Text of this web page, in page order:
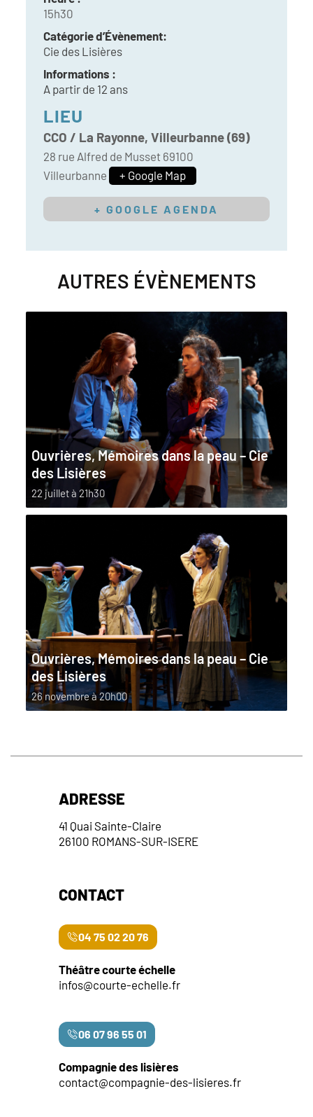
15h30
Catégorie d’Évènement:
Cie des Lisières
Informations :
A partir de 12 ans
LIEU
CCO / La Rayonne, Villeurbanne (69)
28 rue Alfred de Musset 69100
Villeurbanne
+ Google Map
+ GOOGLE AGENDA
AUTRES ÉVÈNEMENTS
Ouvrières, Mémoires dans la peau – Cie
des Lisières
22 juillet à 21h30
Ouvrières, Mémoires dans la peau – Cie
des Lisières
26 novembre à 20h00
ADRESSE
41 Quai Sainte-Claire
26100 ROMANS-SUR-ISERE
CONTACT
04 75 02 20 76
Théâtre courte échelle
infos@courte-echelle.fr
06 07 96 55 01
Compagnie des lisières
contact@compagnie-des-lisieres.fr